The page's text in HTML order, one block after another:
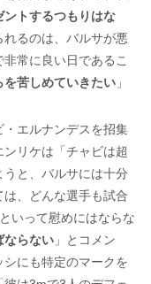
トするつもりはな
るのは、バルサが悪
常に良い日であるこ
苦しめていきたい 」
・エルナンデスを招集
リケは「チャビは超
と、バルサには十分
、どんな選手も試合
いって慰めにはならな
ならない 」とコメン
シにも特定のマークを